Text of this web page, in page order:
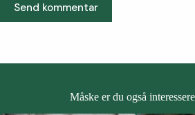
Send kommentar
Måske er du også